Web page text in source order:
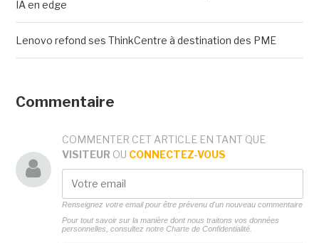
IA en edge
Lenovo refond ses ThinkCentre à destination des PME
Commentaire
COMMENTER CET ARTICLE EN TANT QUE
VISITEUR OU CONNECTEZ-VOUS
Renseignez votre email pour être prévenu d'un nouveau commentaire
Pour tout savoir sur la manière dont nous traitons vos données
personnelles, consultez notre Charte de Confidentialité.